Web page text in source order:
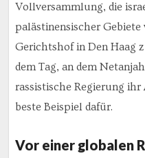
Vollversammlung, die
palästinensischer
Gerichtshof in Den Haag
dem Tag, an dem
rassistische Regierung
beste Beispiel dafür.
Vor einer globalen